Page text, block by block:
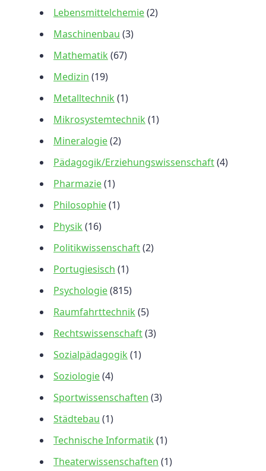
Lebensmittelchemie(2)
Maschinenbau (3)
Mathematik (67)
Medizin (19)
Metalltechnik (1)
Mikrosystemtechnik (1)
Mineralogie(2)
Pädagogik/Erziehungswissenschaft(4)
Pharmazie(1)
Philosophie(1)
Physik (16)
Politikwissenschaft(2)
Portugiesisch (1)
Psychologie(815)
Raumfahrttechnik (5)
Rechtswissenschaft(3)
Sozialpädagogik (1)
Soziologie(4)
Sportwissenschaften (3)
Städtebau (1)
Technische Informatik (1)
Theaterwissenschaften (1)